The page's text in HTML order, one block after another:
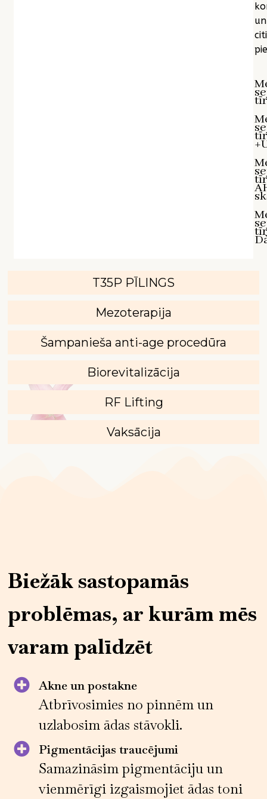
T35P PĪLINGS
Mezoterapija
Šampanieša anti-age procedūra
Biorevitalizācija
RF Lifting
Vaksācija
un
citi
Biežāk sastopamās
problēmas, ar kurām mēs
varam palīdzēt
Akne un postakne
Atbrīvosimies no pinnēm un
uzlabosim ādas stāvokli.
Pigmentācijas traucējumi
Samazināsim pigmentāciju un
vienmērīgi izgaismojiet ādas toni